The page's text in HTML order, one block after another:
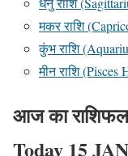
मकर राशि
कुंभ राशि
मीन राशि
आज का
Today 15